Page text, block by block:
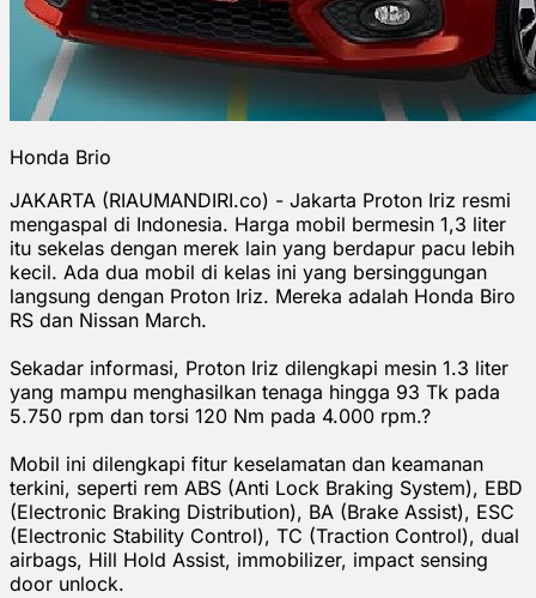
Honda Brio
JAKARTA (RIAUMANDIRI.co) - Jakarta Proton Iriz resmi
mengaspal di Indonesia. Harga mobil bermesin 1,3 liter
itu sekelas dengan merek lain yang berdapur pacu lebih
kecil. Ada dua mobil di kelas ini yang bersinggungan
langsung dengan Proton Iriz. Mereka adalah Honda Biro
RS dan Nissan March.
Sekadar informasi, Proton Iriz dilengkapi mesin 1.3 liter
yang mampu menghasilkan tenaga hingga 93 Tk pada
5.750 rpm dan torsi 120 Nm pada 4.000 rpm.?
Mobil ini dilengkapi fitur keselamatan dan keamanan
terkini, seperti rem ABS (Anti Lock Braking System), EBD
(Electronic Braking Distribution), BA (Brake Assist), ESC
(Electronic Stability Control), TC (Traction Control), dual
airbags, Hill Hold Assist, immobilizer, impact sensing
door unlock.